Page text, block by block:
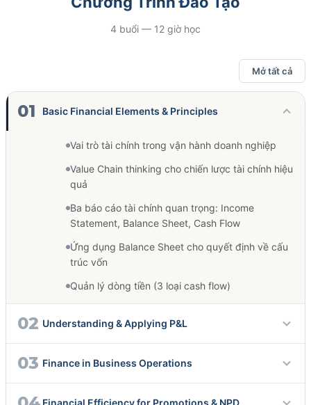
4 buổi — 12 giờ học
Mở tất cả
01 Basic Financial Elements & Principles
Vai trò tài chính trong vận hành doanh nghiệp
Value Chain thinking cho chiến lược tài chính hiệu
quả
Ba báo cáo tài chính quan trọng: Income
Statement, Balance Sheet, Cash Flow
Ứng dụng Balance Sheet cho quyết định về cấu
trúc vốn
Quản lý dòng tiền (3 loại cash flow)
02 Understanding & Applying P&L
Deep dive các thành phần Income Statement
Tối ưu Net Sales Value và quyết định Profit
03 Finance in Business Operations
Quy trình 7 bước lập Annual Operating Plan